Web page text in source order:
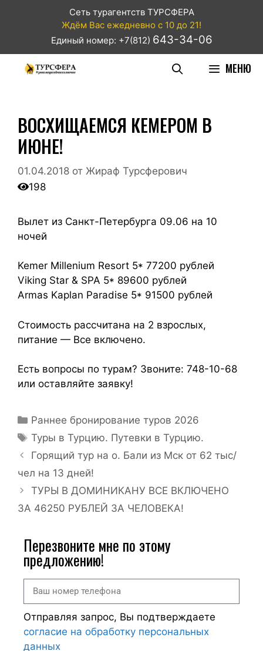
Сеть турагентств ТУРСФЕРА
Ждём Вас ежедневно с 10 до 21!
Единый номер: +7(812) 643-34-06
МЕНЮ
ВОСХИЩАЕМСЯ КЕМЕРОМ В
ИЮНЕ!
01.04.2018 от Жираф Турсферович
198
Вылет из Санкт-Петербурга 09.06 на 10
ночей
Kemer Millenium Resort 5* 77200 рублей
Viking Star & SPA 5* 89600 рублей
Armas Kaplan Paradise 5* 91500 рублей
Стоимость рассчитана на 2 взрослых,
питание — Все включено.
Есть вопросы по турам? Звоните: 748-10-68
или оставляйте заявку!
Раннее бронирование туров 2026
Туры в Турцию. Путевки в Турцию.
Горящий тур на о. Бали из Мск от 62 тыс/
чел на 13 дней!
ТУРЫ В ДОМИНИКАНУ ВСЕ ВКЛЮЧЕНО
ЗА 46250 РУБЛЕЙ ЗА ЧЕЛОВЕКА!
Перезвоните мне по этому
предложению!
Отправляя запрос, Вы подтверждаете
согласие на обработку персональных
данных